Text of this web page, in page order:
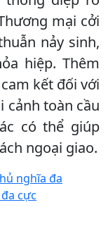
mại cởi
nảy sinh,
hiệp. Thêm
kết đối với
cảnh toàn cầu
có thể giúp
ngoại giao.
nghĩa đa
cực